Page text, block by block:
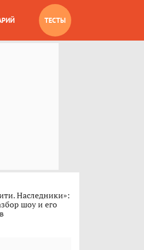
ТЕСТЫ
Наследники»:
шоу и его